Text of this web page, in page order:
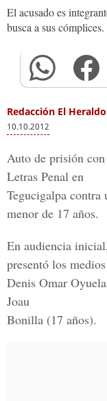
El acusado es
busca a sus cómplices.
Redacción El Heraldo
10.10.2012
Auto de prisión
Letras Penal en
Tegucigalpa contra
menor de 17 años.
En audiencia
presentó los
Denis Omar
Joau
Bonilla (17 años).